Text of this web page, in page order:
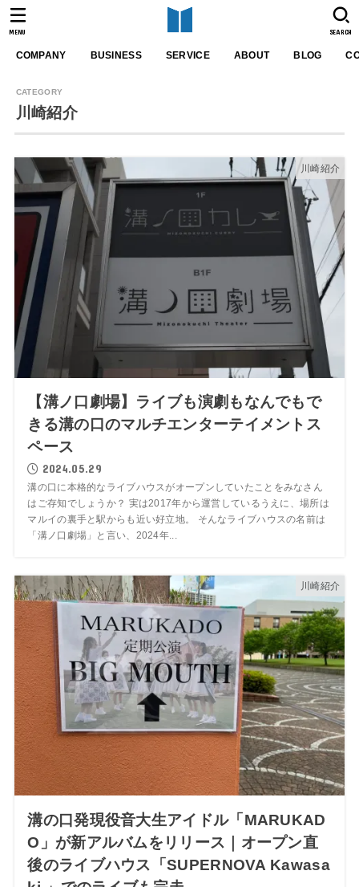
COMPANY BUSINESS SERVICE ABOUT BLOG
SEARCH
MENU
川崎紹介
川崎紹介
【溝ノ口劇場】ライブも演劇もなんでもで
きる溝の口のマルチエンターテイメントス
ペース
2024.05.29
溝の口に本格的なライブハウスがオープンしていたことをみなさん
はご存知でしょうか？ 実は2017年から運営しているうえに、場所は
マルイの裏手と駅からも近い好立地。 そんなライブハウスの名前は
「溝ノ口劇場」と言い、2024年...
川崎紹介
溝の口発現役音大生アイドル「MARUKAD
O」が新アルバムをリリース｜オープン直
後のライブハウス「SUPERNOVA Kawasa